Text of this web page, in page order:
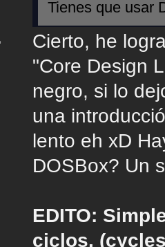
Tienes que usar
Cierto, he
"Core Design
negro, si lo
una
lento eh xD
DOSBox? Un
EDITO:
ciclos.